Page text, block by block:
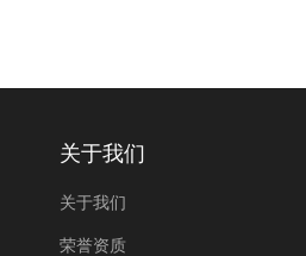
关于我们
关于我们
荣誉资质